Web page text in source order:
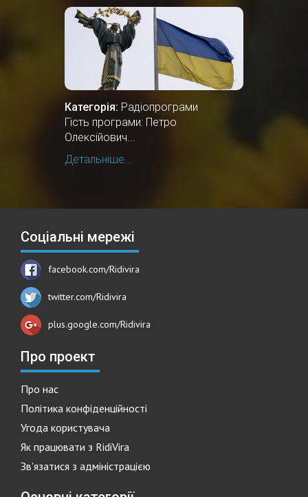
Категорія: Радіопрограми
Гість програми: Петро
Олексійович...
Детальніше...
Соціальні мережі
facebook.com/Ridivira
twitter.com/Ridivira
plus.google.com/Ridivira
Про проект
Про нас
Політика конфіденційності
Угода користувача
Як працювати з RidiVira
Зв'язатися з адміністрацією